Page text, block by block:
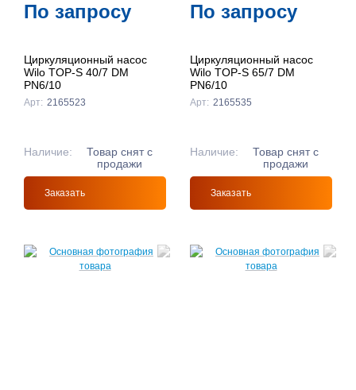
По запросу
Циркуляционный насос
Wilo TOP-S 40/7 DM
PN6/10
Арт: 2165523
Наличие:
Товар снят с
продажи
Заказать
По запросу
Циркуляционный насос
Wilo TOP-S 65/7 DM
PN6/10
Арт: 2165535
Наличие:
Товар снят с
продажи
Заказать